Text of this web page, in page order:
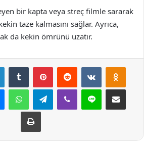
bir kapta veya streç filmle sararak
taze kalmasını sağlar. Ayrıca,
da kekin ömrünü uzatır.
LinkedInTumblr PinterestReddit VKontakte
MessengerWhatsAppTelegramViber Line E-Posta ile
Yazdır